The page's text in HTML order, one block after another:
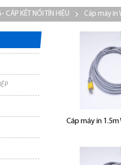
CÁP KẾT NỐI TÍN HIỆU Cáp máy in
Cáp máy in 1.5m